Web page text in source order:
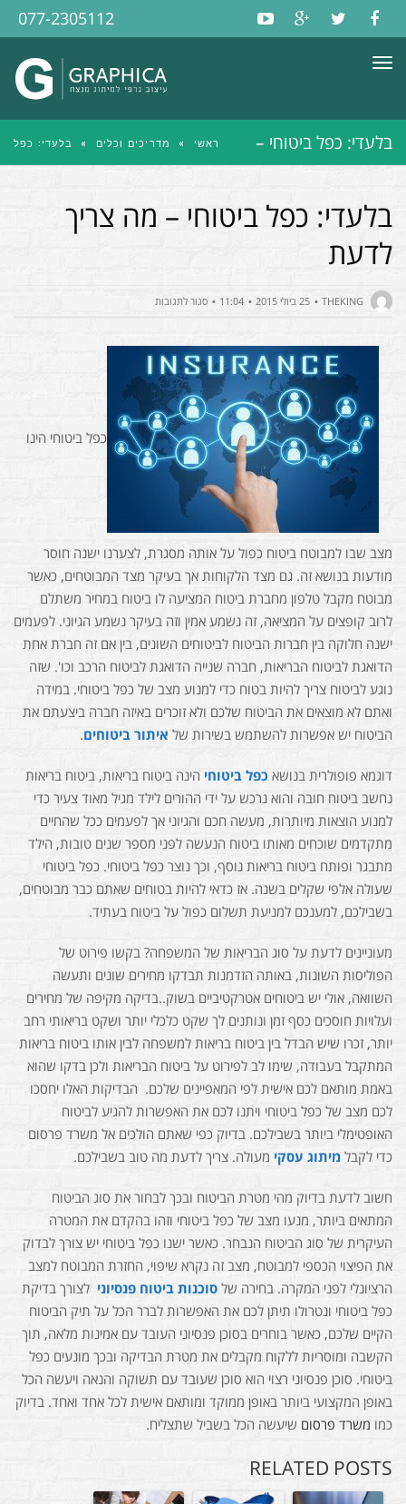
077-2305112
תפריט
בלעדי: כפל ביטוחי –
ראשי » מדריכים וכלים » בלעדי: כפל
בלעדי: כפל ביטוחי – מה צריך
לדעת
THEKING 25 ביולי 2015 11:04 סגור לתגובות
כפל
ביטוחי
–
מה
כפל ביטוחי הינו
מצב שבו למבוטח ביטוח כפול על אותה מסגרת, לצערנו ישנה חוסר
מודעות בנושא זה. גם מצד הלקוחות אך בעיקר מצד המבוטחים, כאשר
מבוטח מקבל טלפון מחברת ביטוח המציעה לו ביטוח במחיר משתלם
לרוב קופצים על המציאה, זה נשמע אמין וזה בעיקר נשמע הגיוני. לפעמים
ישנה חלוקה בין חברות הביטוח לביטוחים השונים, בין אם זה חברת אחת
הדואגת לביטוח הבריאות, חברה שנייה הדואגת לביטוח הרכב וכו'. שזה
נוגע לביטוח צריך להיות בטוח כדי למנוע מצב של כפל ביטוחי. במידה
ואתם לא מוצאים את הביטוח שלכם ולא זוכרים באיזה חברה ביצעתם את
הביטוח יש אפשרות להשתמש בשירות של איתור ביטוחים.
דוגמא פופולרית בנושא כפל ביטוחי הינה ביטוח בריאות, ביטוח בריאות
נחשב ביטוח חובה והוא נרכש על ידי ההורים לילד מגיל מאוד צעיר כדי
למנוע הוצאות מיותרות, מעשה חכם והגיוני אך לפעמים ככל שהחיים
מתקדמים שוכחים מאותו ביטוח הנעשה לפני מספר שנים טובות, הילד
מתבגר ופותח ביטוח בריאות נוסף, וכך נוצר כפל ביטוחי. כפל ביטוחי
שעולה אלפי שקלים בשנה. אז כדאי להיות בטוחים שאתם כבר מבוטחים,
בשבילכם, למענכם למניעת תשלום כפול על ביטוח בעתיד.
מעוניינים לדעת על סוג הבריאות של המשפחה? בקשו פירוט של
הפוליסות השונות, באותה הזדמנות תבדקו מחירים שונים ותעשה
השוואה, אולי יש ביטוחים אטרקטיביים בשוק..בדיקה מקיפה של מחירים
ועלויות חוסכים כסף זמן ונותנים לך שקט כלכלי יותר ושקט בריאותי רחב
יותר, זכרו שיש הבדל בין ביטוח בריאות למשפחה לבין אותו ביטוח בריאות
המתקבל בעבודה, שימו לב לפירוט על ביטוח הבריאות ולכן בדקו שהוא
באמת מותאם לכם אישית לפי המאפיינים שלכם. הבדיקות האלו יחסכו
לכם מצב של כפל ביטוחי ויתנו לכם את האפשרות להגיע לביטוח
האופטימלי ביותר בשבילכם. בדיוק כפי שאתם הולכים אל משרד פרסום
כדי לקבל מיתוג עסקי מעולה. צריך לדעת מה טוב בשבילכם.
חשוב לדעת בדיוק מהי מטרת הביטוח ובכך לבחור את סוג הביטוח
המתאים ביותר, מנעו מצב של כפל ביטוחי וזהו בהקדם את המטרה
העיקרית של סוג הביטוח הנבחר. כאשר ישנו כפל ביטוחי יש צורך לבדוק
את הפיצוי הכספי למבוטח, מצב זה נקרא שיפוי, החזרת המבוטח למצב
הרציונלי לפני המקרה. בחירה של סוכנות ביטוח פנסיוני לצורך בדיקת
כפל ביטוחי ונטרולו תיתן לכם את האפשרות לברר הכל על תיק הביטוח
הקיים שלכם, כאשר בוחרים בסוכן פנסיוני העובד עם אמינות מלאה, תוך
הקשבה ומוסריות ללקוח מקבלים את מטרת הבדיקה ובכך מונעים כפל
ביטוחי. סוכן פנסיוני רצוי הוא סוכן שעובד עם תשוקה והנאה ויעשה הכל
באופן המקצועי ביותר באופן ממוקד ומותאם אישית לכל אחד ואחד. בדיוק
כמו משרד פרסום שיעשה הכל בשביל שתצליח.
RELATED POSTS